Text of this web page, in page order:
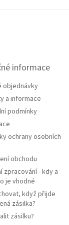
informace
objednávky
a informace
podmínky
ochrany osobních
obchodu
zpracování - kdy a
je vhodné
když přijde
zásilka?
zásilku?